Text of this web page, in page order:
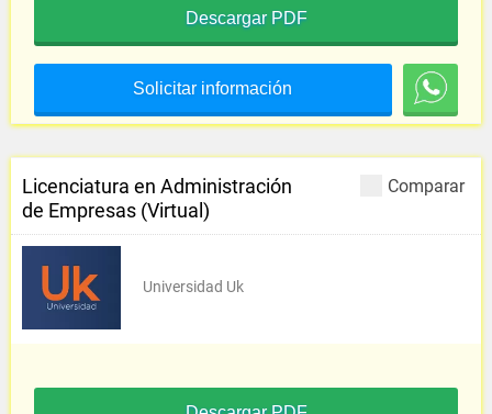
Descargar PDF
Solicitar información
Comparar
Licenciatura en Administración
de Empresas (Virtual)
Universidad Uk